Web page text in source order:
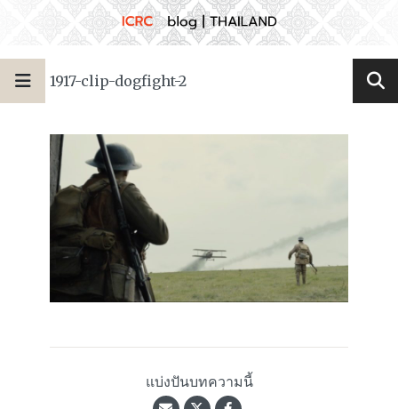
1917-clip-dogfight-2
แบ่งปันบทความนี้